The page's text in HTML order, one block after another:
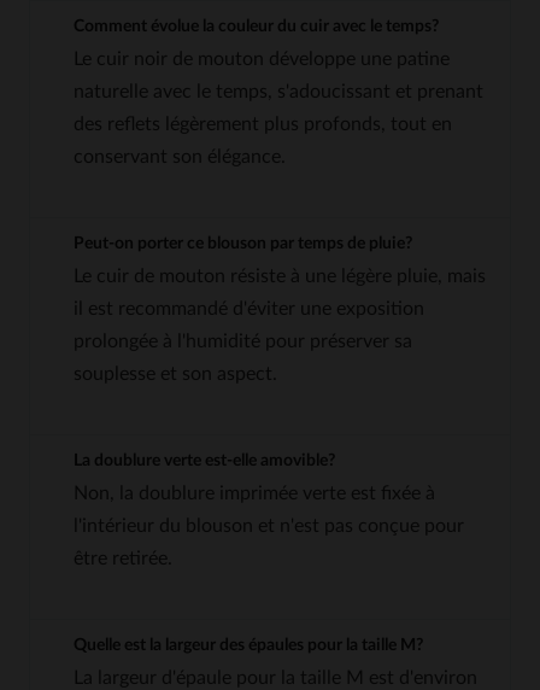
Comment évolue la couleur du cuir avec le temps?
Le cuir noir de mouton développe une patine
naturelle avec le temps, s'adoucissant et prenant
des reflets légèrement plus profonds, tout en
conservant son élégance.
Peut-on porter ce blouson par temps de pluie?
Le cuir de mouton résiste à une légère pluie, mais
il est recommandé d'éviter une exposition
prolongée à l'humidité pour préserver sa
souplesse et son aspect.
La doublure verte est-elle amovible?
Non, la doublure imprimée verte est fixée à
l'intérieur du blouson et n'est pas conçue pour
être retirée.
Quelle est la largeur des épaules pour la taille M?
La largeur d'épaule pour la taille M est d'environ